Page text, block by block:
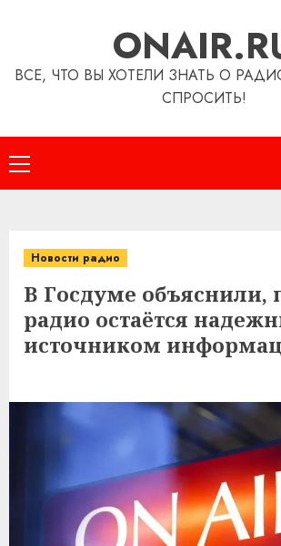
ВСЕ, ЧТО ВЫ ХОТЕЛИ ЗНАТЬ О
СПРОСИТЬ!
Основное
меню
Новости радио
В Госдуме объяснили,
радио остаётся
источником